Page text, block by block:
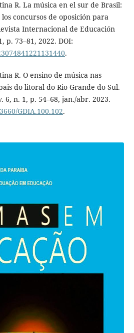
R. La música en el sur de Brasil:
concursos de oposición para
Internacional de Educación
p. 73–81, 2022. DOI:
.
R. O ensino de música nas
do litoral do Rio Grande do Sul.
6, n. 1, p. 54–68, jan./abr. 2023.
GDIA.100.102.